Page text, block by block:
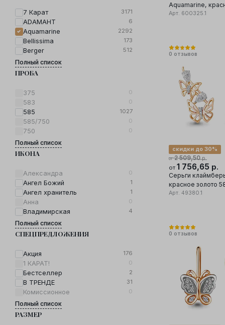
7 Карат 3171
ADAMAHT 6
Aquamarine 2292
Bellissima 173
Berger 512
Полный список
ПРОБА
375 0
583 0
585 1027
585/750 0
750 0
Полный список
ИКОНА
Александра 0
Ангел Божий 1
Ангел хранитель 1
Анна 0
Владимирская 4
Полный список
СПЕЦПРЕДЛОЖЕНИЯ
Акция 176
1 КАРАТ! 0
Бестселлер 2
В ТРЕНДЕ 31
Комиссионное 0
Полный список
РАЗМЕР
Aquamarine,
585 проба,
Арт. 600325.1
0 отзывов
от2 509,50р.
скидки до 30%
от 1 756,65 р.
Серьги
красное золото
вставка фианит
Арт. 49380.1
0 отзывов